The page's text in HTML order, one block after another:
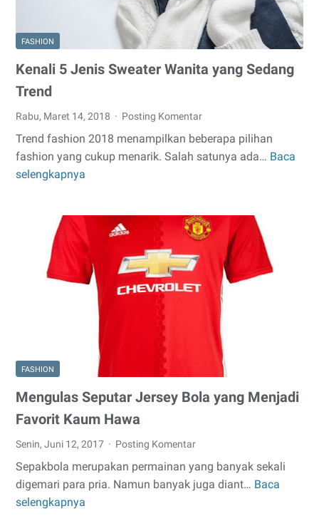
FASHION
Kenali 5 Jenis Sweater Wanita yang Sedang
Trend
Rabu, Maret 14, 2018 Posting Komentar
Trend fashion 2018 menampilkan beberapa pilihan
fashion yang cukup menarik. Salah satunya ada… Baca
selengkapnya
Kenali
Wanita
yang
Sedang
Trend
FASHION
Mengulas Seputar Jersey Bola yang Menjadi
Favorit Kaum Hawa
Senin, Juni 12, 2017 Posting Komentar
Sepakbola merupakan permainan yang banyak sekali
digemari para pria. Namun banyak juga diant… Baca
selengkapnya
Mengulas